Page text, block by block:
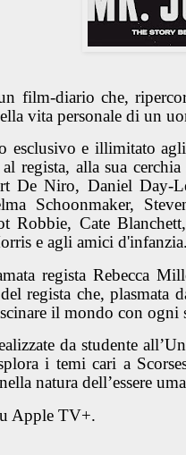
film-diario che,
vita personale di un
esclusivo e illimitato
regista, alla sua
De Niro, Daniel Day-
Schoonmaker,
Robbie, Cate
e agli amici
regista Rebecca
regista che, plasmata
il mondo con ogni
da studente
i temi cari a
natura dell’essere
Apple TV+.